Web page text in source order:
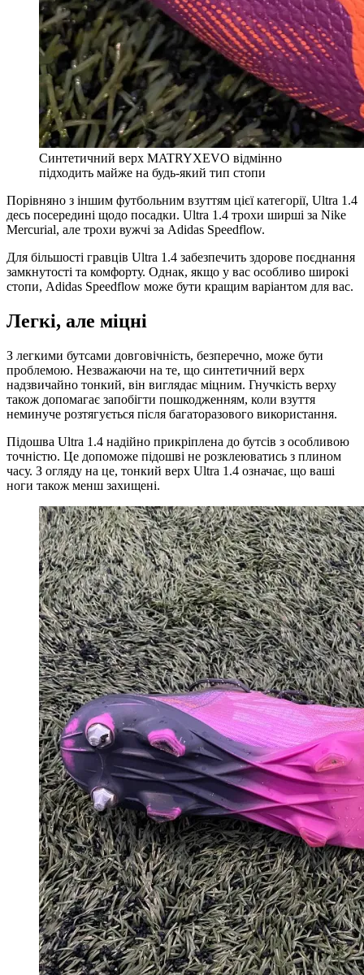
Синтетичний верх MATRYXEVO відмінно
підходить майже на будь-який тип стопи
Порівняно з іншим футбольним взуттям цієї категорії, Ultra 1.4
десь посередині щодо посадки. Ultra 1.4 трохи ширші за Nike
Mercurial, але трохи вужчі за Adidas Speedflow.
Для більшості гравців Ultra 1.4 забезпечить здорове поєднання
замкнутості та комфорту. Однак, якщо у вас особливо широкі
стопи, Adidas Speedflow може бути кращим варіантом для вас.
Легкі, але міцні
З легкими бутсами довговічність, безперечно, може бути
проблемою. Незважаючи на те, що синтетичний верх
надзвичайно тонкий, він виглядає міцним. Гнучкість верху
також допомагає запобігти пошкодженням, коли взуття
неминуче розтягується після багаторазового використання.
Підошва Ultra 1.4 надійно прикріплена до бутсів з особливою
точністю. Це допоможе підошві не розклеюватись з плином
часу. З огляду на це, тонкий верх Ultra 1.4 означає, що ваші
ноги також менш захищені.